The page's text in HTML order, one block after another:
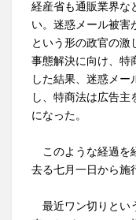
経産省も通販業界な
い。迷惑メール被害
という形の政官の激
事態解決に向け、特
した結果、迷惑メー
し、特商法は広告主
になった。
このような経過を
去る七月一日から施
最近ワン切りとい